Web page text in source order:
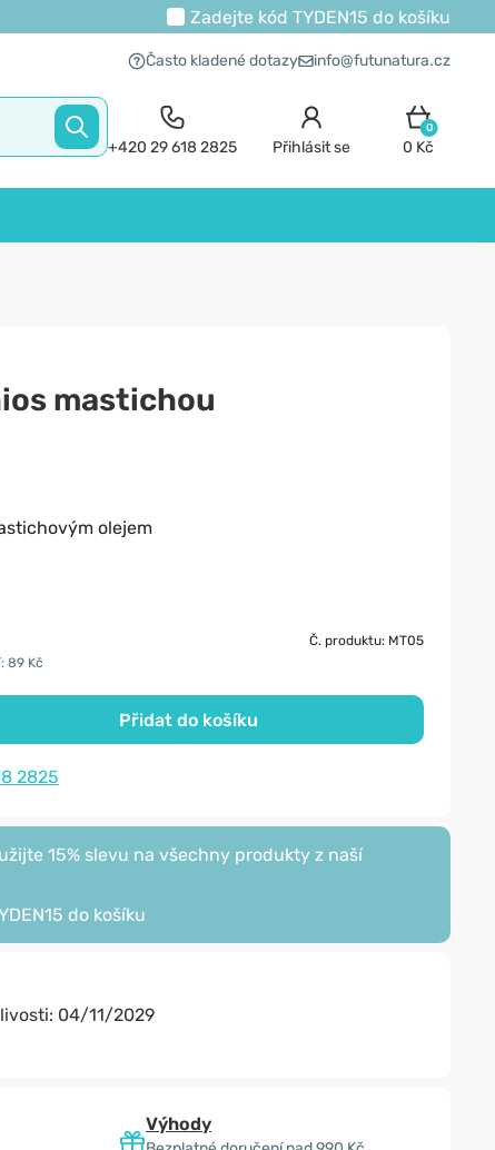
Zadejte kód TYDEN15 do košíku
Často kladené dotazy info@futunatura.cz
+420 29 618 2825 Přihlásit se
0
0 Kč
mastichou
olejem
Č. produktu: MT05
89 Kč
Přidat do košíku
2825
15% slevu na všechny produkty z naší
do košíku
04/11/2029
Výhody